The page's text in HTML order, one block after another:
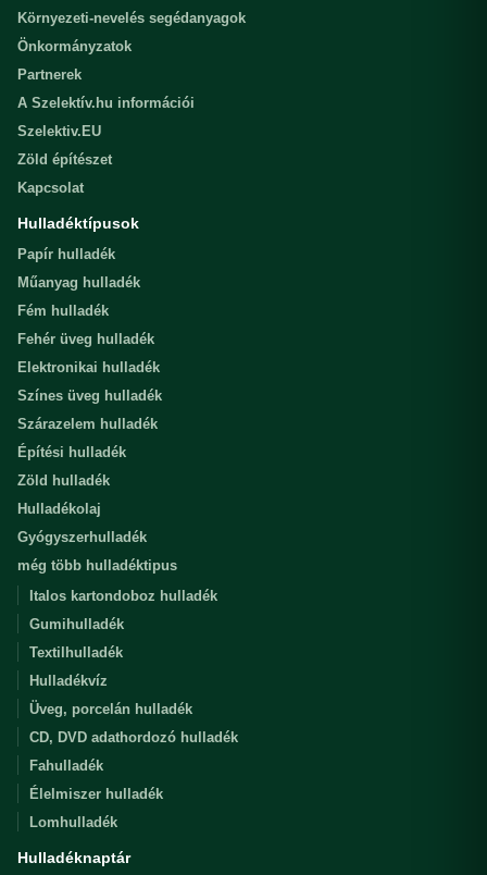
Környezeti-nevelés segédanyagok
Önkormányzatok
Partnerek
A Szelektív.hu információi
Szelektiv.EU
Zöld építészet
Kapcsolat
Hulladéktípusok
Papír hulladék
Műanyag hulladék
Fém hulladék
Fehér üveg hulladék
Elektronikai hulladék
Színes üveg hulladék
Szárazelem hulladék
Építési hulladék
Zöld hulladék
Hulladékolaj
Gyógyszerhulladék
még több hulladéktipus
Italos kartondoboz hulladék
Gumihulladék
Textilhulladék
Hulladékvíz
Üveg, porcelán hulladék
CD, DVD adathordozó hulladék
Fahulladék
Élelmiszer hulladék
Lomhulladék
Hulladéknaptár